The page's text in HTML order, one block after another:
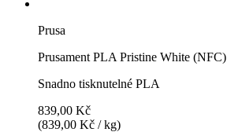
Prusa
Prusament PLA Pristine White (NFC)
Snadno tisknutelné PLA
839,00 Kč
(839,00 Kč / kg)